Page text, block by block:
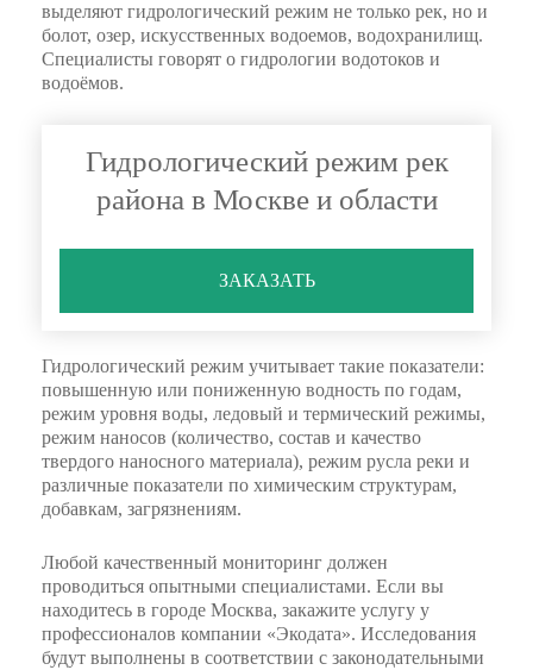
выделяют гидрологический режим не только рек, но и
болот, озер, искусственных водоемов, водохранилищ.
Специалисты говорят о гидрологии водотоков и
водоёмов.
Гидрологический режим рек
района в Москве и области
ЗАКАЗАТЬ
Гидрологический режим учитывает такие показатели:
повышенную или пониженную водность по годам,
режим уровня воды, ледовый и термический режимы,
режим наносов (количество, состав и качество
твердого наносного материала), режим русла реки и
различные показатели по химическим структурам,
добавкам, загрязнениям.
Любой качественный мониторинг должен
проводиться опытными специалистами. Если вы
находитесь в городе Москва, закажите услугу у
профессионалов компании «Экодата». Исследования
будут выполнены в соответствии с законодательными